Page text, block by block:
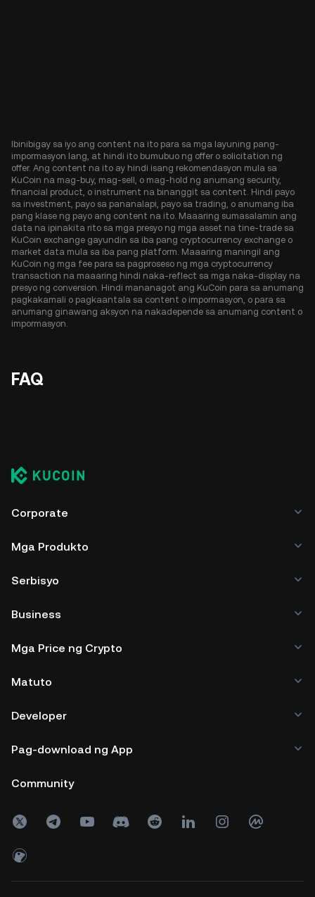
Ibinibigay sa iyo ang content na ito para sa mga layuning pang-
impormasyon lang, at hindi ito bumubuo ng offer o solicitation ng
offer. Ang content na ito ay hindi isang rekomendasyon mula sa
KuCoin na mag-buy, mag-sell, o mag-hold ng anumang security,
financial product, o instrument na binanggit sa content. Hindi payo
sa investment, payo sa pananalapi, payo sa trading, o anumang iba
pang klase ng payo ang content na ito. Maaaring sumasalamin ang
data na ipinakita rito sa mga presyo ng mga asset na tine-trade sa
KuCoin exchange gayundin sa iba pang cryptocurrency exchange o
market data mula sa iba pang platform. Maaaring maningil ang
KuCoin ng mga fee para sa pagproseso ng mga cryptocurrency
transaction na maaaring hindi naka-reflect sa mga naka-display na
presyo ng conversion. Hindi mananagot ang KuCoin para sa anumang
pagkakamali o pagkaantala sa content o impormasyon, o para sa
anumang ginawang aksyon na nakadepende sa anumang content o
impormasyon.
FAQ
Corporate
Mga Produkto
Serbisyo
Business
Mga Price ng Crypto
Matuto
Developer
Pag-download ng App
Community